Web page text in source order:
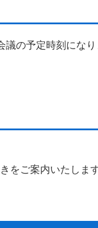
の予定時刻にな
をご案内いたします